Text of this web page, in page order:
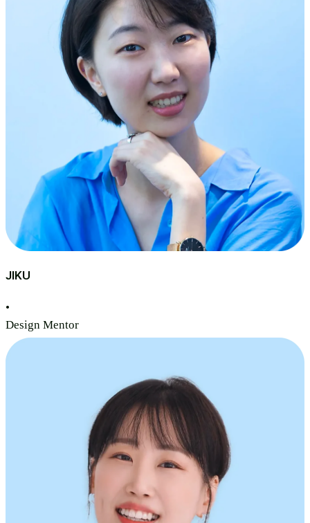
JIKU
•
Design Mentor